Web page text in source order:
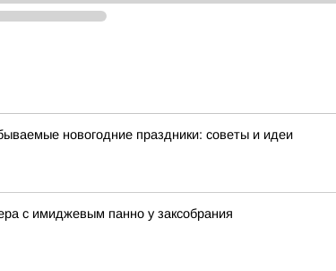
новогодние праздники: советы и идеи
с имиджевым панно у заксобрания